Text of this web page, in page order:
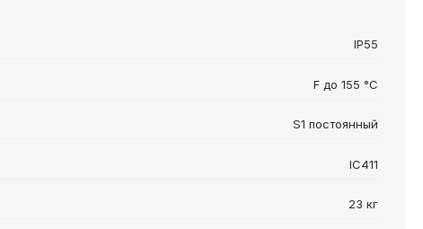
IP55
F до 155 °C
S1 постоянный
IC411
23 кг